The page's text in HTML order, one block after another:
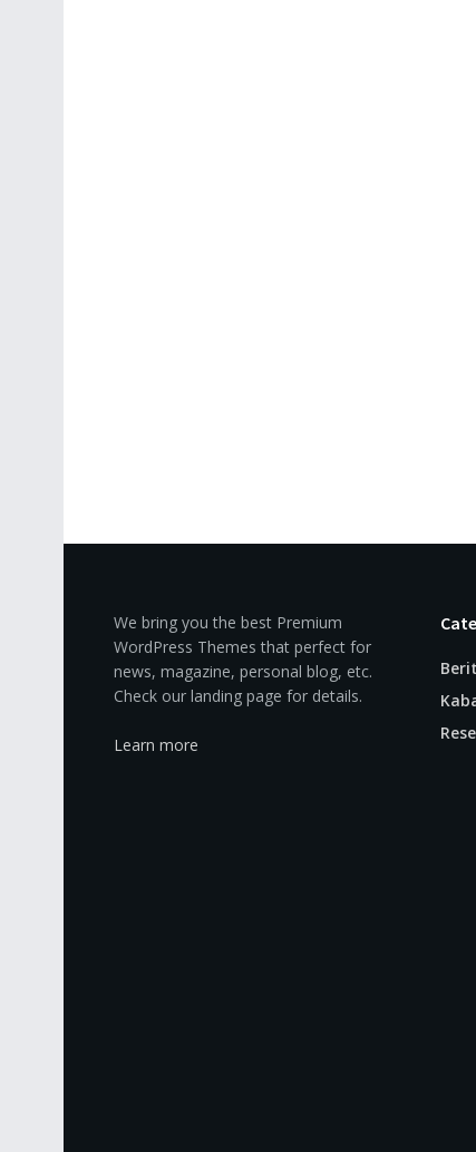
We bring you the best Premium
WordPress Themes that perfect for
news, magazine, personal blog, etc.
Check our landing page for details.
Learn more